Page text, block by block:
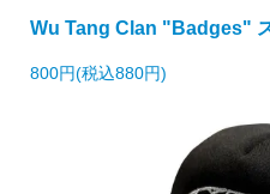
Wu Tang Clan "Badges"
800円(税込880円)